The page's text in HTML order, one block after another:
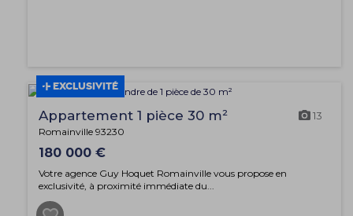
EXCLUSIVITÉ
Appartement 1 pièce 30 m² 13
Romainville 93230
180 000 €
Votre agence Guy Hoquet Romainville vous propose en
exclusivité, à proximité immédiate du...